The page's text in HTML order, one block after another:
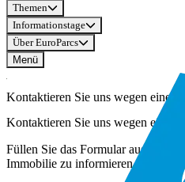
Themen
Informationstage
Über EuroParcs
Menü
Kontaktieren Sie uns wegen einer
Kontaktieren Sie uns wegen einer
Füllen Sie das Formular aus, um
Immobilie zu informieren.